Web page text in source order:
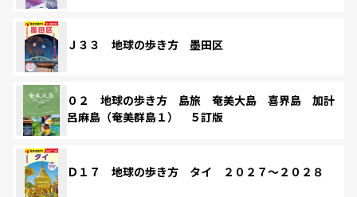
Ｊ３３ 地球の歩き方 墨田区
０２ 地球の歩き方 島旅 奄美大島 喜界島 加計
呂麻島（奄美群島１） ５訂版
Ｄ１７ 地球の歩き方 タイ ２０２７～２０２８